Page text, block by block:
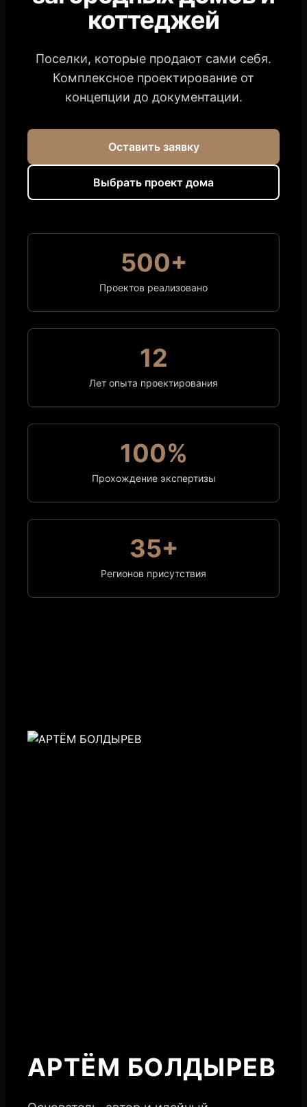
коттеджей
Поселки, которые продают сами себя.
Комплексное проектирование от
концепции до документации.
Оставить заявку
Выбрать проект дома
500+
Проектов реализовано
12
Лет опыта проектирования
100%
Прохождение экспертизы
35+
Регионов присутствия
АРТЁМ БОЛДЫРЕВ